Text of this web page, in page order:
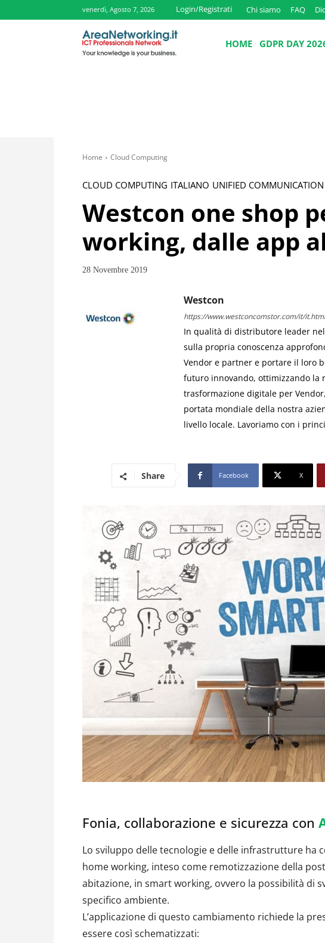
venerdì, Agosto 7, 2026 Login/Registrati Chi siamo FAQ
HOME GDPR DAY
Home Cloud Computing
CLOUD COMPUTING ITALIANO UNIFIED
Westcon one shop
working, dalle app
28 Novembre 2019
Westcon
https://www.westconcomstor.com/it/it.html
In qualità di distributore leader
sulla propria conoscenza
Vendor e partner e portare il loro
futuro innovando, ottimizzando la
trasformazione digitale per
portata mondiale della nostra
livello locale. Lavoriamo con i
Share Facebook X
Fonia, collaborazione e sicurezza con
Lo sviluppo delle tecnologie e delle infrastrutture ha
home working, inteso come remotizzazione della
abitazione, in smart working, ovvero la possibilità di
specifico ambiente.
L’applicazione di questo cambiamento richiede la
essere così schematizzati: